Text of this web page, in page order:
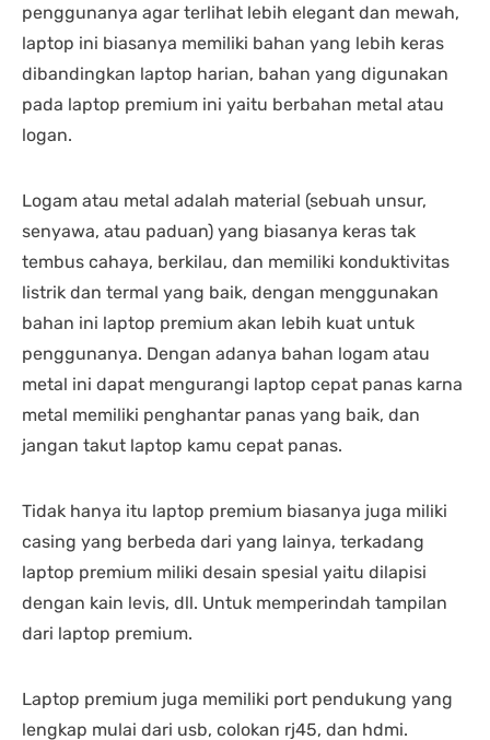
penggunanya agar terlihat lebih elegant dan mewah,
laptop ini biasanya memiliki bahan yang lebih keras
dibandingkan laptop harian, bahan yang digunakan
pada laptop premium ini yaitu berbahan metal atau
logan.
Logam atau metal adalah material (sebuah unsur,
senyawa, atau paduan) yang biasanya keras tak
tembus cahaya, berkilau, dan memiliki konduktivitas
listrik dan termal yang baik, dengan menggunakan
bahan ini laptop premium akan lebih kuat untuk
penggunanya. Dengan adanya bahan logam atau
metal ini dapat mengurangi laptop cepat panas karna
metal memiliki penghantar panas yang baik, dan
jangan takut laptop kamu cepat panas.
Tidak hanya itu laptop premium biasanya juga miliki
casing yang berbeda dari yang lainya, terkadang
laptop premium miliki desain spesial yaitu dilapisi
dengan kain levis, dll. Untuk memperindah tampilan
dari laptop premium.
Laptop premium juga memiliki port pendukung yang
lengkap mulai dari usb, colokan rj45, dan hdmi.